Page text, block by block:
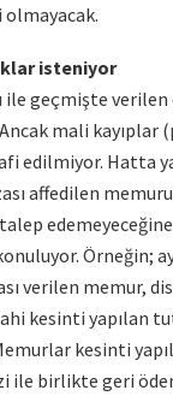
isteniyor
ile geçmişte verilen
mali kayıplar
edilmiyor. Hatta
affedilen
Örneğin;
verilen memur,
kesinti yapılan
kesinti
ile birlikte geri